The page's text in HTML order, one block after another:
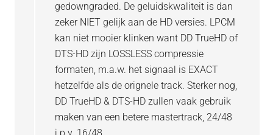
gedowngraded. De geluidskwaliteit is dan
zeker NIET gelijk aan de HD versies. LPCM
kan niet mooier klinken want DD TrueHD of
DTS-HD zijn LOSSLESS compressie
formaten, m.a.w. het signaal is EXACT
hetzelfde als de orignele track. Sterker nog,
DD TrueHD & DTS-HD zullen vaak gebruik
maken van een betere mastertrack, 24/48